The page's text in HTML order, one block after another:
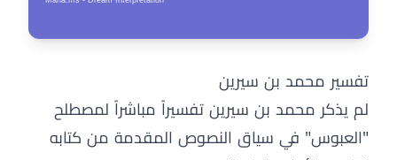
تفسير محمد بن سيرين
لم يذكر محمد بن سيرين تفسيراً مباشراً لمصطلح
"العبوس" في سياق النصوص المقدمة من كتابه